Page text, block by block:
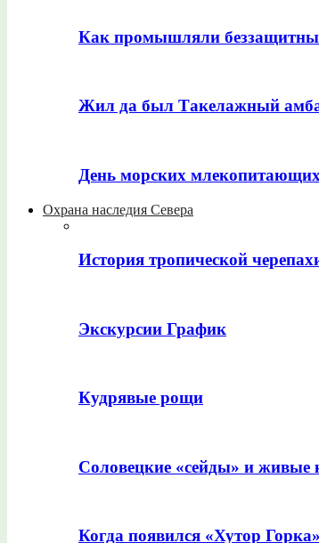
Как промышляли
Жил да был Такелажный
День морских млекопитающих
Охрана наследия Севера
История тропической
Экскурсии График
Кудрявые рощи
Соловецкие «сейды» и живые
Когда появился «Хутор